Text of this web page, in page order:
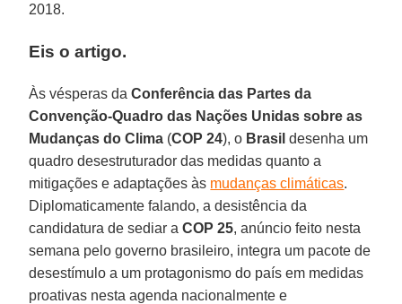
2018.
Eis o artigo.
Às vésperas daConferência das Partes da
Convenção-Quadro das Nações Unidas sobre as
Mudanças do Clima (COP 24), o Brasil desenha um
quadro desestruturador das medidas quanto a
mitigações e adaptações às mudanças climáticas.
Diplomaticamente falando, a desistência da
candidatura de sediar aCOP 25, anúncio feito nesta
semana pelo governo brasileiro, integra um pacote de
desestímulo a um protagonismo do país em medidas
proativas nesta agenda nacionalmente e